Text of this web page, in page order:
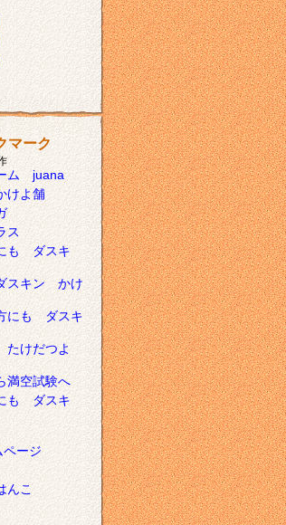
マーク
ム juana
けよ舗
ス
も ダスキ
スキン かけ
にも ダスキ
けだつよ
満空試験へ
も ダスキ
ージ
んこ